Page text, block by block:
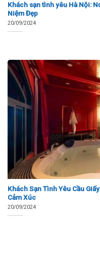
Khách sạn tình yêu Hà Nội:
Niệm Đẹp
20/09/2024
Khách Sạn Tình Yêu Cầu
Cảm Xúc
20/09/2024